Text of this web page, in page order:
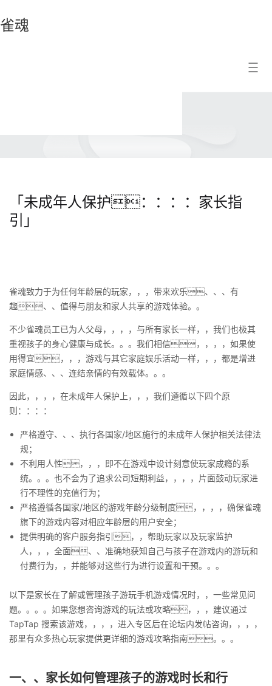
雀魂
「未成年人保护：：：：家长指
引」
雀魂致力于为任何年龄层的玩家，，，带来欢乐、、、有
趣、、值得与朋友和家人共享的游戏体验。。
不少雀魂员工已为人父母，，，，与所有家长一样，，我们也极其
重视孩子的身心健康与成长。。。我们相信，，，，如果使
用得宜，，，游戏与其它家庭娱乐活动一样，，，都是增进
家庭情感、、、连结亲情的有效载体。。。
因此，，，，在未成年人保护上，，，我们遵循以下四个原
则：：：：
严格遵守、、、执行各国家/地区施行的未成年人保护相关法律法
规；
不利用人性，，，即不在游戏中设计刻意使玩家成瘾的系
统。。。也不会为了追求公司短期利益，，，，片面鼓动玩家进
行不理性的充值行为；
严格遵循各国家/地区的游戏年龄分级制度，，，，确保雀魂
旗下的游戏内容对相应年龄层的用户安全；
提供明确的客户服务指引，，帮助玩家以及玩家监护
人，，，全面、、准确地获知自己与孩子在游戏内的游玩和
付费行为，，并能够对这些行为进行设置和干预。。。
以下是家长在了解或管理孩子游玩手机游戏情况时，，一些常见问
题。。。。如果您想咨询游戏的玩法或攻略，，，建议通过
TapTap 搜索该游戏，，，，进入专区后在论坛内发帖咨询，，，，
那里有众多热心玩家提供更详细的游戏攻略指南。。。
一、、家长如何管理孩子的游戏时长和行